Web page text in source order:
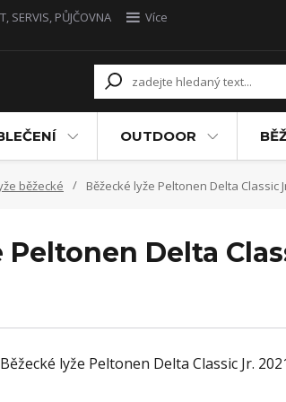
SERVIS, PŮJČOVNA
Více
OUTDOOR
běžecké Běžecké lyže Peltonen Delta Classic
Delta